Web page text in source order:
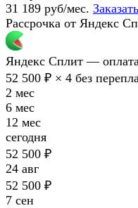
31 189 руб/мес.
Рассрочка от Яндекс
Яндекс Сплит —
52 500 ₽ × 4 без
2 мес
6 мес
12 мес
сегодня
52 500 ₽
24 авг
52 500 ₽
7 сен